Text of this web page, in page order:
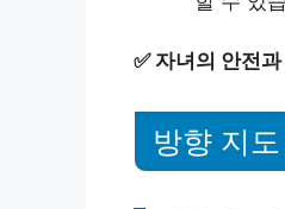
✅ 자녀의 안전
방향 지